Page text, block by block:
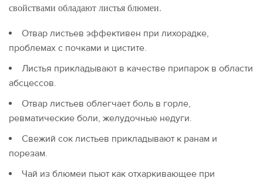
свойствами обладают листья блюмеи.
Отвар листьев эффективен при лихорадке,
проблемах с почками и цистите.
Листья прикладывают в качестве припарок в области
абсцессов.
Отвар листьев облегчает боль в горле,
ревматические боли, желудочные недуги.
Свежий сок листьев прикладывают к ранам и
порезам.
Чай из блюмеи пьют как отхаркивающее при